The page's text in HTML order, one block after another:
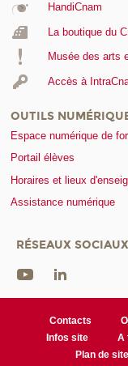
HandiCnam
La boutique du
Musée des arts
Accès à
OUTILS
Espace numérique de
Portail élèves
Horaires et lieux
Assistance numérique
RÉSEAUX SOCIAUX
Contacts
Infos site
A
Plan de site